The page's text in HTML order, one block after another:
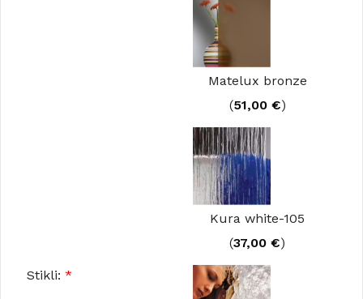
Stikli: *
Matelux bronze
(51,00 €)
Kura white-105
(37,00 €)